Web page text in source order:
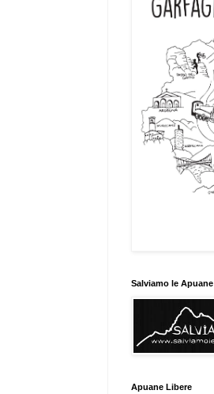
Salviamo le Apuane
Apuane Libere